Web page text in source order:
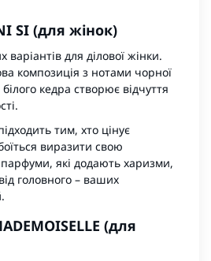
SI (для жінок)
для ділової жінки.
композиція з нотами чорної
кедра створює відчуття
тим, хто цінує
виразити свою
парфуми, які додають харизми,
головного – ваших
(для